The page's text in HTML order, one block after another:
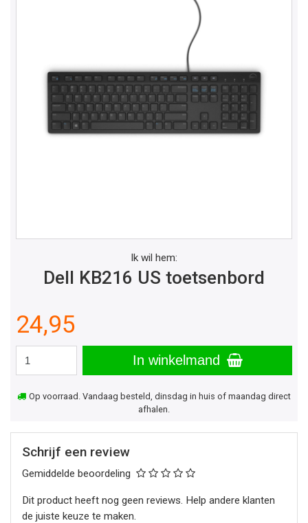
Ik wil hem:
Dell KB216 US toetsenbord
24,95
In winkelmand
Op voorraad. Vandaag besteld, dinsdag in huis of maandag direct
afhalen.
Schrijf een review
Gemiddelde beoordeling
Dit product heeft nog geen reviews. Help andere klanten
de juiste keuze te maken.